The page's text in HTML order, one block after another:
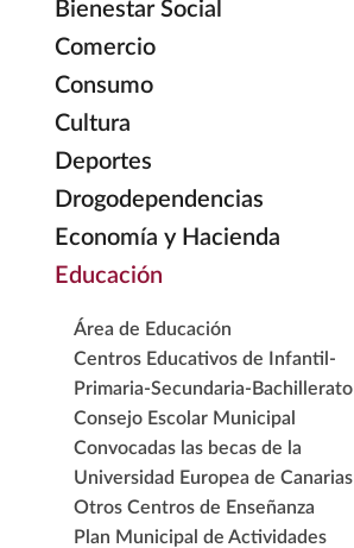
Bienestar Social
Comercio
Consumo
Cultura
Deportes
Drogodependencias
Economía y Hacienda
Educación
Área de Educación
Centros Educativos de Infantil-
Primaria-Secundaria-Bachillerato
Consejo Escolar Municipal
Convocadas las becas de la
Universidad Europea de Canarias
Otros Centros de Enseñanza
Plan Municipal de Actividades